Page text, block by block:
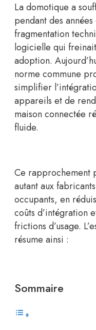
La domotique a
pendant des années
fragmentation
logicielle qui
adoption.
norme commune
simplifier
appareils et de
maison connectée
fluide.
Ce rapprochement
autant aux fabricants
occupants, en
coûts d’intégration
frictions d’usage.
résume ainsi :
Sommaire